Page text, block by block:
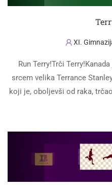
XI.
Run Terry!Trči
srcem velika Terrance
koji je, oboljevši od raka,